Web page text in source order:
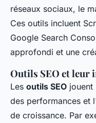
réseaux sociaux, le
Ces outils incluent
Google Search
approfondi et une
Outils SEO et leur
Les outils SEO jouent
des performances et
de croissance. Par